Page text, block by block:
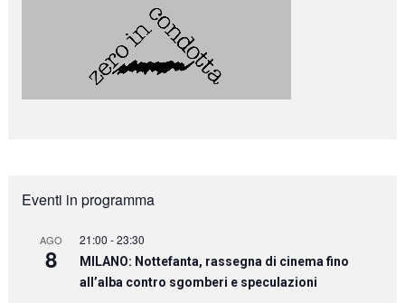
Eventi in programma
AGO
8
21:00 -23:30
MILANO: Nottefanta, rassegna di cinema fino
all’alba contro sgomberi e speculazioni